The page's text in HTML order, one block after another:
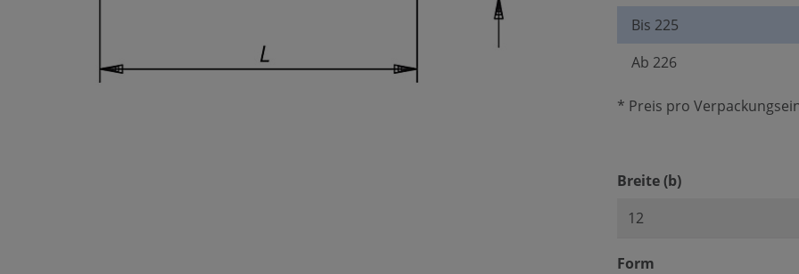
Bis 225
Ab 226
* Preis pro
Breite (b)auswählen
Form